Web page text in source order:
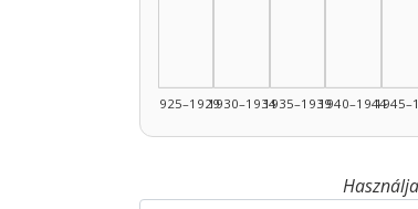
1925–19291930–19341935–19391940–1944